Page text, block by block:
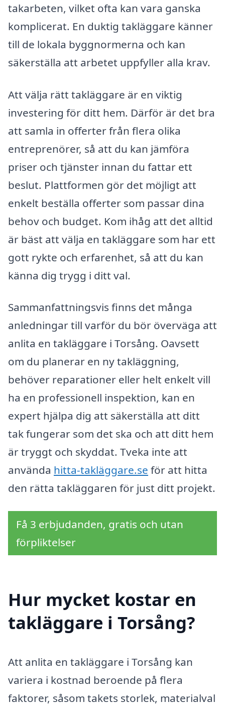
takarbeten, vilket ofta kan vara ganska
komplicerat. En duktig takläggare känner
till de lokala byggnormerna och kan
säkerställa att arbetet uppfyller alla krav.
Att välja rätt takläggare är en viktig
investering för ditt hem. Därför är det bra
att samla in offerter från flera olika
entreprenörer, så att du kan jämföra
priser och tjänster innan du fattar ett
beslut. Plattformen gör det möjligt att
enkelt beställa offerter som passar dina
behov och budget. Kom ihåg att det alltid
är bäst att välja en takläggare som har ett
gott rykte och erfarenhet, så att du kan
känna dig trygg i ditt val.
Sammanfattningsvis finns det många
anledningar till varför du bör överväga att
anlita en takläggare i Torsång. Oavsett
om du planerar en ny takläggning,
behöver reparationer eller helt enkelt vill
ha en professionell inspektion, kan en
expert hjälpa dig att säkerställa att ditt
tak fungerar som det ska och att ditt hem
är tryggt och skyddat. Tveka inte att
använda hitta-takläggare.se för att hitta
den rätta takläggaren för just ditt projekt.
Få 3 erbjudanden, gratis och utan
förpliktelser
Hur mycket kostar en
takläggare i Torsång?
Att anlita en takläggare i Torsång kan
variera i kostnad beroende på flera
faktorer, såsom takets storlek, materialval